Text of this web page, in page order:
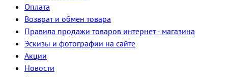
Оплата
Возврат и обмен товара
Правила продажи товаров интернет - магазина
Эскизы и фотографии на сайте
Акции
Новости